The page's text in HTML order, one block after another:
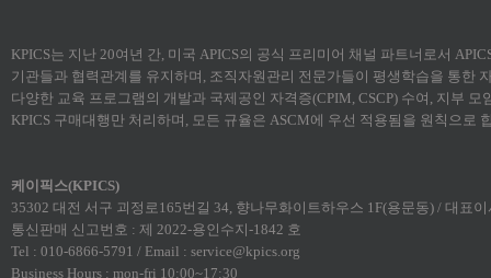
KPICS는 지난 20여년 간, 미국 APICS의 공식 프리미어 채널 파트너로서
기관들과 협력관계를 유지하며, 조직자원관리 전문가들이 평생학습을 통한
다양한 교육 프로그램의 개발과 국제공인 자격증(CPIM, CSCP) 수여, 지부
KPICS 구매대행만 처리하며, 모든 규율은 ASCM에 우선 적용됨을 원칙으로
케이픽스(KPICS)
35302 대전 서구 괴정로165번길 34, 향나무화이트하우스 1F(용문동) / 대표
통신판매 신고번호 : 제 2022-용인수지-1842 호
Tel : 010-6866-5791 / Email : service@kpics.org
Business Hours : mon-fri 10:00~17:30